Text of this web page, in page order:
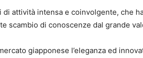
attività intensa e coinvolgente, che
scambio di conoscenze dal grande
giapponese l’eleganza ed